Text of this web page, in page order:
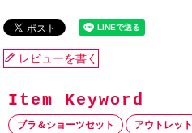
レビューを書く
ブラ＆ショーツセット アウトレット